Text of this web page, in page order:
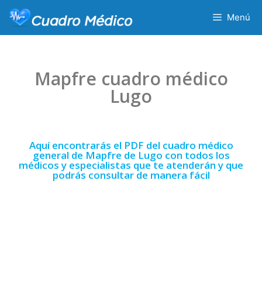
Menú
Mapfre cuadro médico
Lugo
Aquí encontrarás el PDF del cuadro médico
general de Mapfre de Lugo con todos los
médicos y especialistas que te atenderán y que
podrás consultar de manera fácil